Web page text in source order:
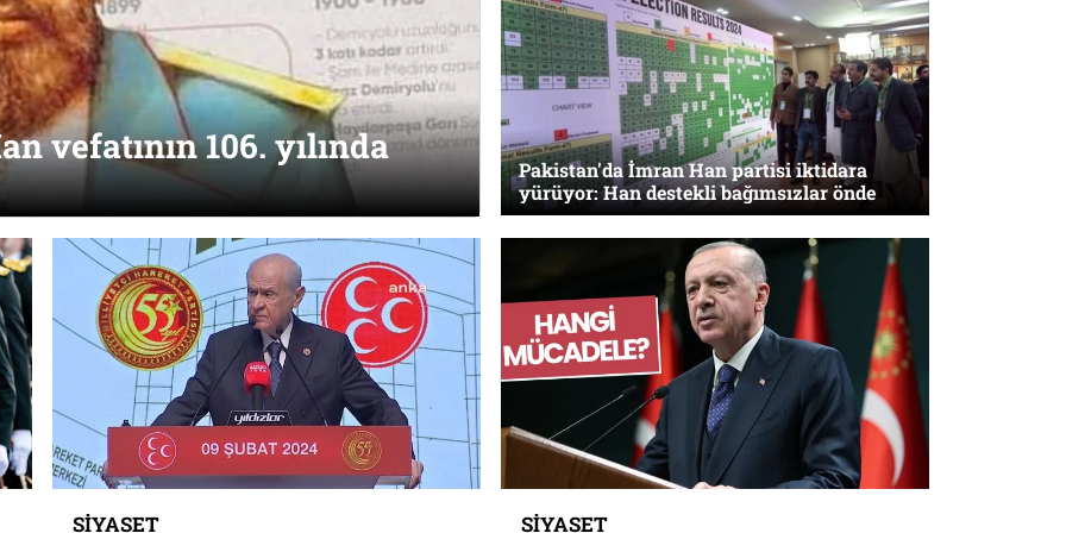
vefatının 106. yılında
Pakistan'da İmran Han partisi iktidara
yürüyor: Han destekli bağımsızlar önde
SIYASET SIYASET